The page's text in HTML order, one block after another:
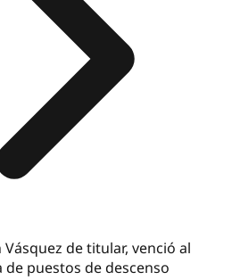
Vásquez de titular, venció al
de puestos de descenso